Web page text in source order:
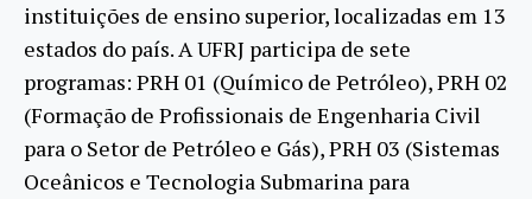
instituições de ensino superior, localizadas em 13
estados do país. A UFRJ participa de sete
programas: PRH 01 (Químico de Petróleo), PRH 02
(Formação de Profissionais de Engenharia Civil
para o Setor de Petróleo e Gás), PRH 03 (Sistemas
Oceânicos e Tecnologia Submarina para